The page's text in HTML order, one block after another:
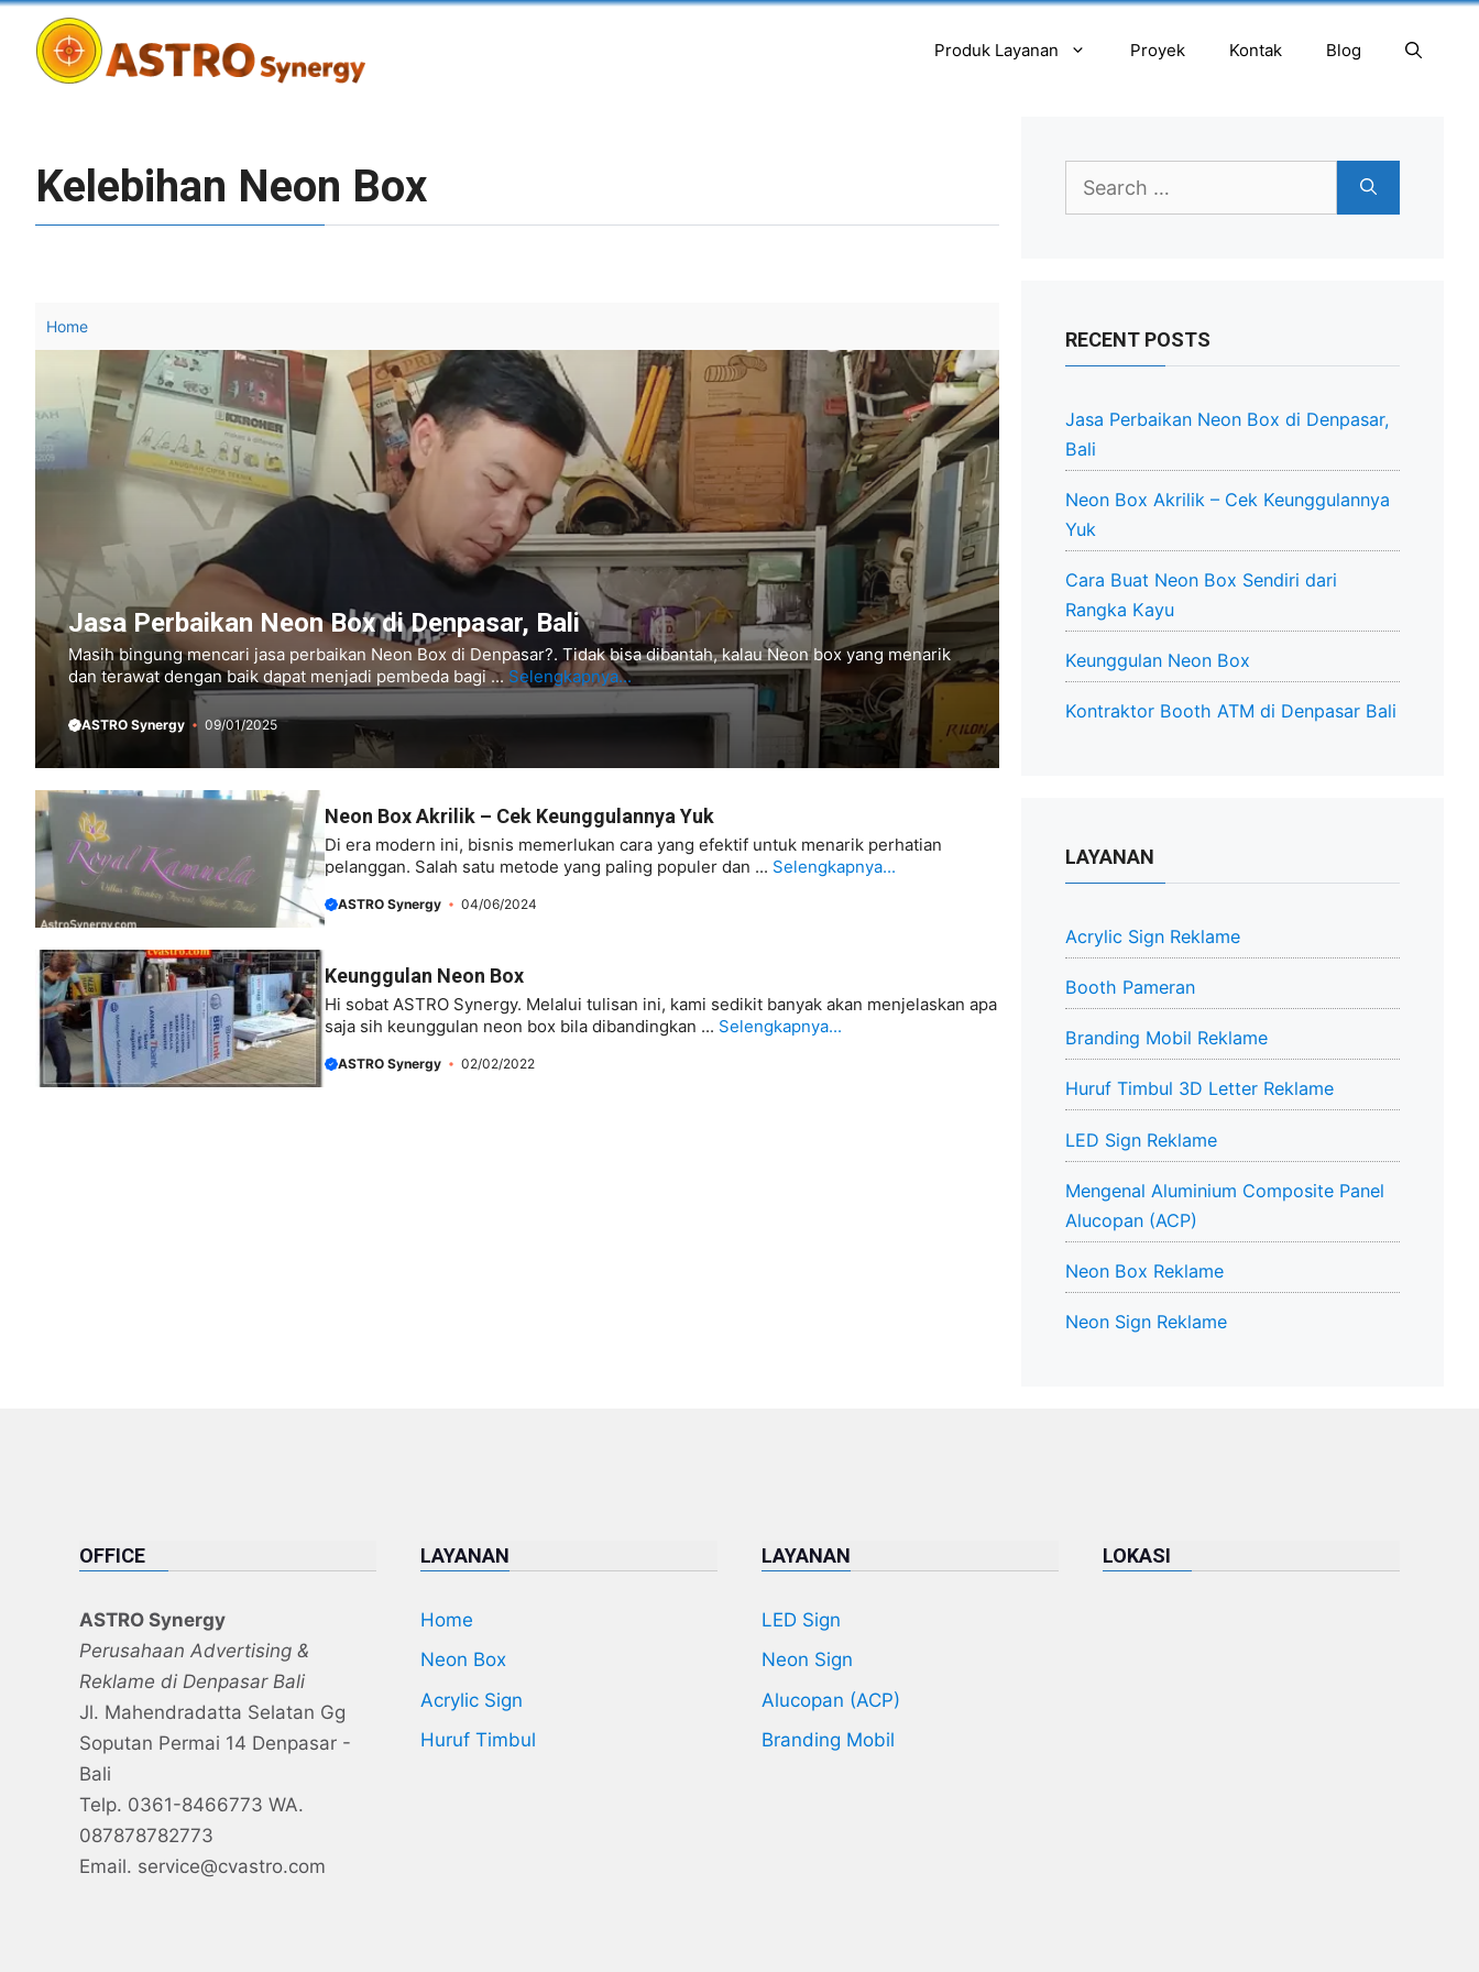
content
Produk Layanan Proyek Kontak Blog
Kelebihan Neon Box
Home
Jasa Perbaikan Neon Box di Denpasar, Bali
Masih bingung mencari jasa perbaikan Neon Box di Denpasar?. Tidak bisa dibantah, kalau Neon box yang menarik
dan terawat dengan baik dapat menjadi pembeda bagi ... Selengkapnya...
ASTRO Synergy 09/01/2025
Neon Box Akrilik – Cek Keunggulannya Yuk
Di era modern ini, bisnis memerlukan cara yang efektif untuk menarik perhatian
pelanggan. Salah satu metode yang paling populer dan ... Selengkapnya...
ASTRO Synergy 04/06/2024
Keunggulan Neon Box
Hi sobat ASTRO Synergy. Melalui tulisan ini, kami sedikit banyak akan menjelaskan apa
saja sih keunggulan neon box bila dibandingkan ... Selengkapnya...
ASTRO Synergy 02/02/2022
Search
RECENT POSTS
Jasa Perbaikan Neon Box di Denpasar,
Bali
Neon Box Akrilik – Cek Keunggulannya
Yuk
Cara Buat Neon Box Sendiri dari
Rangka Kayu
Keunggulan Neon Box
Kontraktor Booth ATM di Denpasar Bali
LAYANAN
Acrylic Sign Reklame
Booth Pameran
Branding Mobil Reklame
Huruf Timbul 3D Letter Reklame
LED Sign Reklame
Mengenal Aluminium Composite Panel
Alucopan (ACP)
Neon Box Reklame
Neon Sign Reklame
OFFICE
ASTRO Synergy
Perusahaan Advertising &
Reklame di Denpasar Bali
Jl. Mahendradatta Selatan Gg
Soputan Permai 14 Denpasar -
Bali
Telp. 0361-8466773 WA.
087878782773
Email. service@cvastro.com
LAYANAN
Home
Neon Box
Acrylic Sign
Huruf Timbul
LAYANAN
LED Sign
Neon Sign
Alucopan (ACP)
Branding Mobil
LOKASI